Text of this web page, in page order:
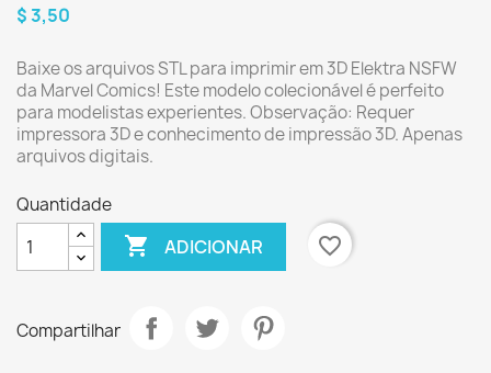
$ 3,50
Baixe os arquivos STL para imprimir em 3D Elektra NSFW
da Marvel Comics! Este modelo colecionável é perfeito
para modelistas experientes. Observação: Requer
impressora 3D e conhecimento de impressão 3D. Apenas
arquivos digitais.
Quantidade
 ADICIONAR favorite_border
Compartilhar